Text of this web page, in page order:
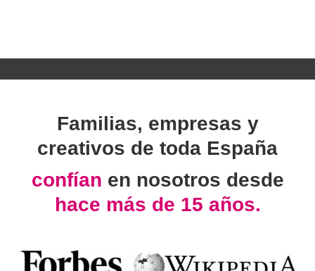
Familias, empresas y
creativos de toda España
confían en nosotros desde
hace más de 15 años.